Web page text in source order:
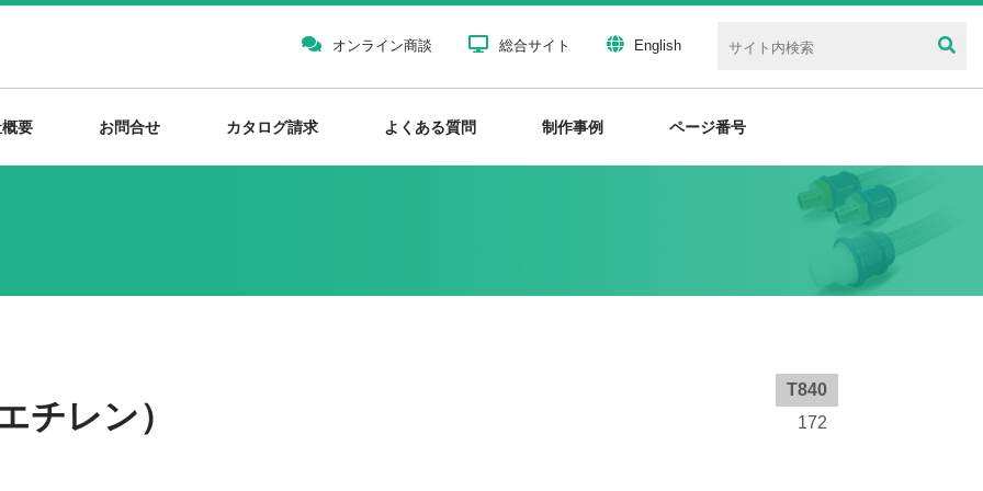
オンライン商談 総合サイト English
要 お問合せ カタログ請求 よくある質問 制作事例 ページ番号
チレン）
T840
172